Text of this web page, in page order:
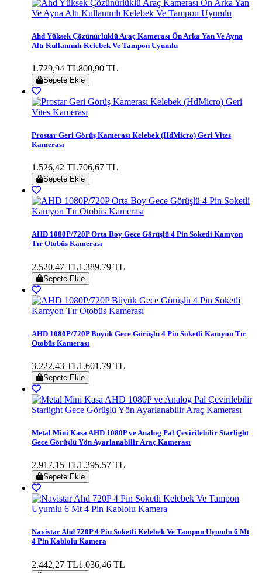
Ahd Yüksek Çözünürlüklü Araç Kamerası Ön Arka Yan Ve Ayna
Altı Kullanımlı Kelebek Ve Tampon Uyumlu
1.729,94 TL800,90 TL
Sepete Ekle
Prostar Geri Görüş Kamerası Kelebek (HdMicro) Geri Vites
Kamerası
1.526,42 TL706,67 TL
Sepete Ekle
AHD 1080P/720P Orta Boy Gece Görüşlü 4 Pin Soketli Kamyon
Tır Otobüs Kamerası
2.520,47 TL1.389,79 TL
Sepete Ekle
AHD 1080P/720P Büyük Gece Görüşlü 4 Pin Soketli Kamyon Tır
Otobüs Kamerası
3.222,43 TL1.601,79 TL
Sepete Ekle
Metal Mini Kasa AHD 1080P ve Analog Pal Çevirilebilir Starlight
Gece Görüşlü Yön Ayarlanabilir Araç Kamerası
2.917,15 TL1.295,57 TL
Sepete Ekle
Navistar Ahd 720P 4 Pin Soketli Kelebek Ve Tampon Uyumlu 6 Mt
4 Pin Kablolu Kamera
2.442,27 TL1.036,46 TL